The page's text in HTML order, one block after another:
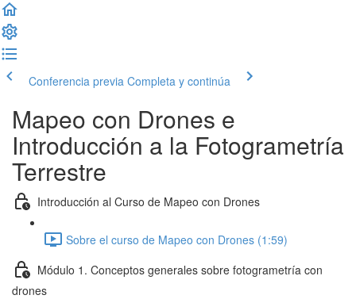
Conferencia previa Completa y continúa
Mapeo con Drones e
Introducción a la Fotogrametría
Terrestre
Introducción al Curso de Mapeo con Drones
Sobre el curso de Mapeo con Drones (1:59)
Módulo 1. Conceptos generales sobre fotogrametría con
drones